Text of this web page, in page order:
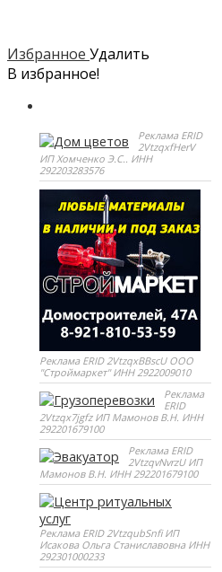
Избранное Удалить
В избранное!
Реклама ERID
2VtzqxfHerV
ИП Хомченко Э.С.. ИНН
292203283576
Реклама ERID 2VtzqxBBscU ООО
"Строймаркет" ИНН 2922009010
Реклама
ERID
2Vtzqx7jgfz ИП Мамонов В.Н. ИНН
292201679100
Реклама ERID
2VtzqvNvrzU ИП
Мамонов В.Н. ИНН 292201679100
Реклама ERID 2VtzqubSnfi ИП
Исакова Ольга Станиславовна ИНН
292301000233